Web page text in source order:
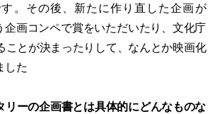
。その後、新たに作り直した企画が
企画コンペで賞をいただいたり、文化庁
ことが決まったりして、なんとか映画化
した
リーの企画書とは具体的にどんなものな